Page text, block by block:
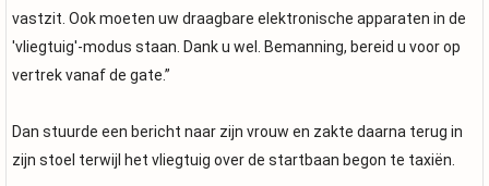
vastzit. Ook moeten uw draagbare elektronische apparaten in de
'vliegtuig'-modus staan. Dank u wel. Bemanning, bereid u voor op
vertrek vanaf de gate.”
Dan stuurde een bericht naar zijn vrouw en zakte daarna terug in
zijn stoel terwijl het vliegtuig over de startbaan begon te taxiën.